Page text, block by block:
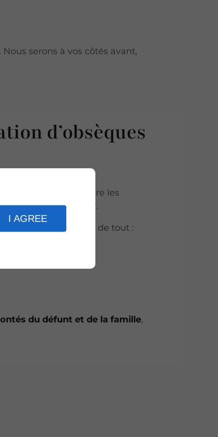
I AGREE
serons à vos côtés avant,
d’obsèques
Pourtant, entre les
vous devez assumer.
nous occuperons de tout :
du défunt et de la famille,